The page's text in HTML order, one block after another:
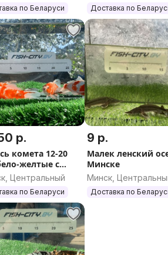
по Беларуси Доставка по
р.
комета 12-20
желтые с
в
Центральный
по Беларуси
9 р.
Малек ленский
Минске
Минск,
Доставка по